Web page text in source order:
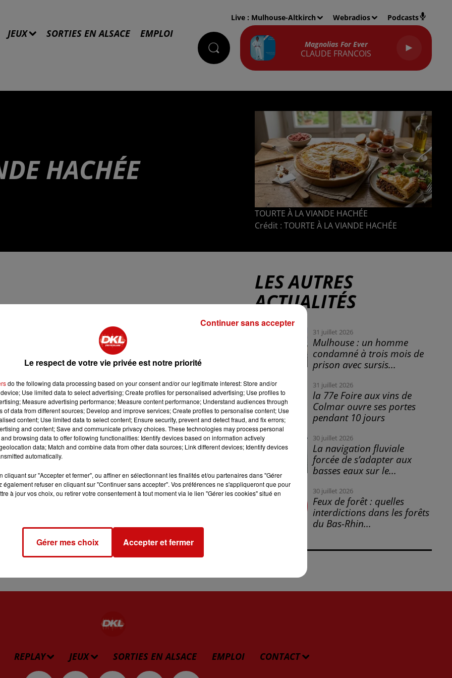
JEUX SORTIES EN ALSACE EMPLOI
Live : Mulhouse-Altkirch Webradios Podcasts
Magnolias For Ever
CLAUDE FRANCOIS
HACHÉE
TOURTE À LA VIANDE HACHÉE
Crédit : TOURTE À LA VIANDE HACHÉE
ajouter la viande hachée. Laisser revenir 5 minutes puis
sel et le poivre.
régulièrement.
puis verser la préparation de viande cuite par-dessus.
et enfourner à 180°C pendant 25/30 minutes. Déguster
LES AUTRES
ACTUALITÉS
31 juillet 2026
Mulhouse : un homme
condamné à trois mois de
prison avec sursis...
31 juillet 2026
la 77e Foire aux vins de
Colmar ouvre ses portes
pendant 10 jours
30 juillet 2026
La navigation fluviale
forcée de s’adapter aux
basses eaux sur le...
30 juillet 2026
Feux de forêt : quelles
interdictions dans les forêts
du Bas-Rhin...
REPLAY JEUX SORTIES EN ALSACE EMPLOI CONTACT
Le respect de votre vie privée est notre priorité
do the following data processing based on your consent and/or our legitimate interest: Store and/or
Use limited data to select advertising; Create profiles for personalised advertising; Use profiles to
Measure advertising performance; Measure content performance; Understand audiences through
of data from different sources; Develop and improve services; Create profiles to personalise content; Use
content; Use limited data to select content; Ensure security, prevent and detect fraud, and fix errors;
and content; Save and communicate privacy choices. These technologies may process personal
browsing data to offer following functionalities: Identify devices based on information actively
data; Match and combine data from other data sources; Link different devices; Identify devices
automatically.
cliquant sur "Accepter et fermer", ou affiner en sélectionnant les finalités et/ou partenaires dans "Gérer
également refuser en cliquant sur "Continuer sans accepter". Vos préférences ne s'appliqueront que pour
à jour vos choix, ou retirer votre consentement à tout moment via le lien "Gérer les cookies" situé en
Gérer mes choix Accepter et fermer
Continuer sans accepter